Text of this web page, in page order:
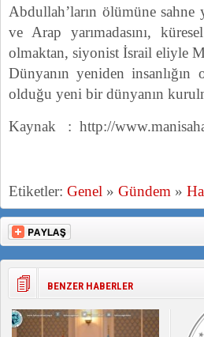
Abdullah’ların ölümüne sahne
ve Arap yarımadasını,
olmaktan, siyonist İsrail eliyle
Dünyanın yeniden insanlığın
olduğu yeni bir dünyanın
Kaynak : http://
Etiketler: Genel » Gündem »
BENZER HABERLER